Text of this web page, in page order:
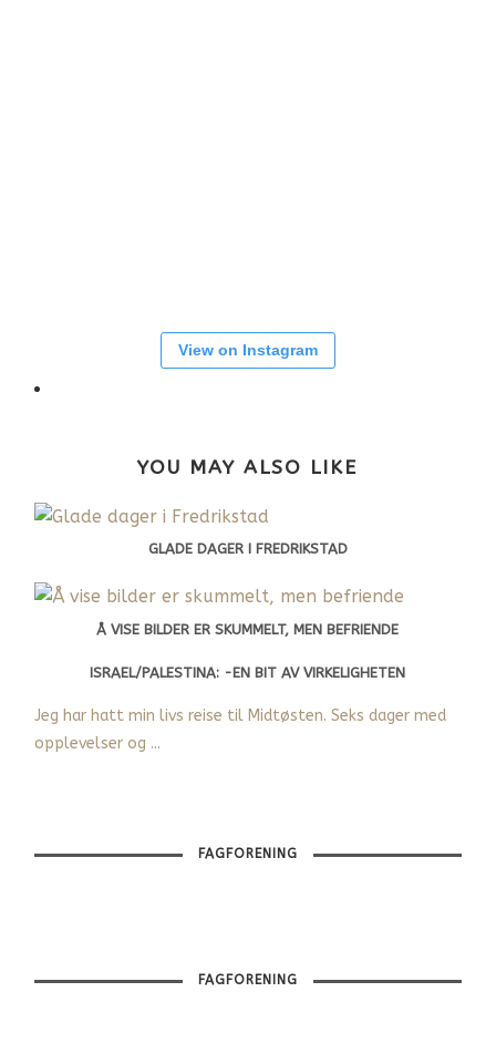
View on Instagram
YOU MAY ALSO LIKE
GLADE DAGER I FREDRIKSTAD
Å VISE BILDER ER SKUMMELT, MEN BEFRIENDE
ISRAEL/PALESTINA: -EN BIT AV VIRKELIGHETEN
Jeg har hatt min livs reise til Midtøsten. Seks dager med
opplevelser og ...
FAGFORENING
FAGFORENING